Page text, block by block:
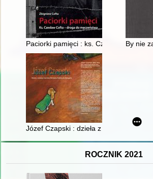
Paciorki pamięci : ks. Czesław Cofta -
By nie
Józef Czapski : dzieła z kolekcji
ROCZNIK 2021